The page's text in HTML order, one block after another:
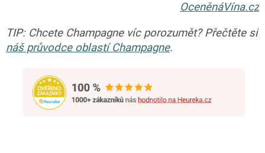
OceněnáVína.cz
TIP: Chcete Champagne víc porozumět? Přečtěte si
náš průvodce oblastí Champagne.